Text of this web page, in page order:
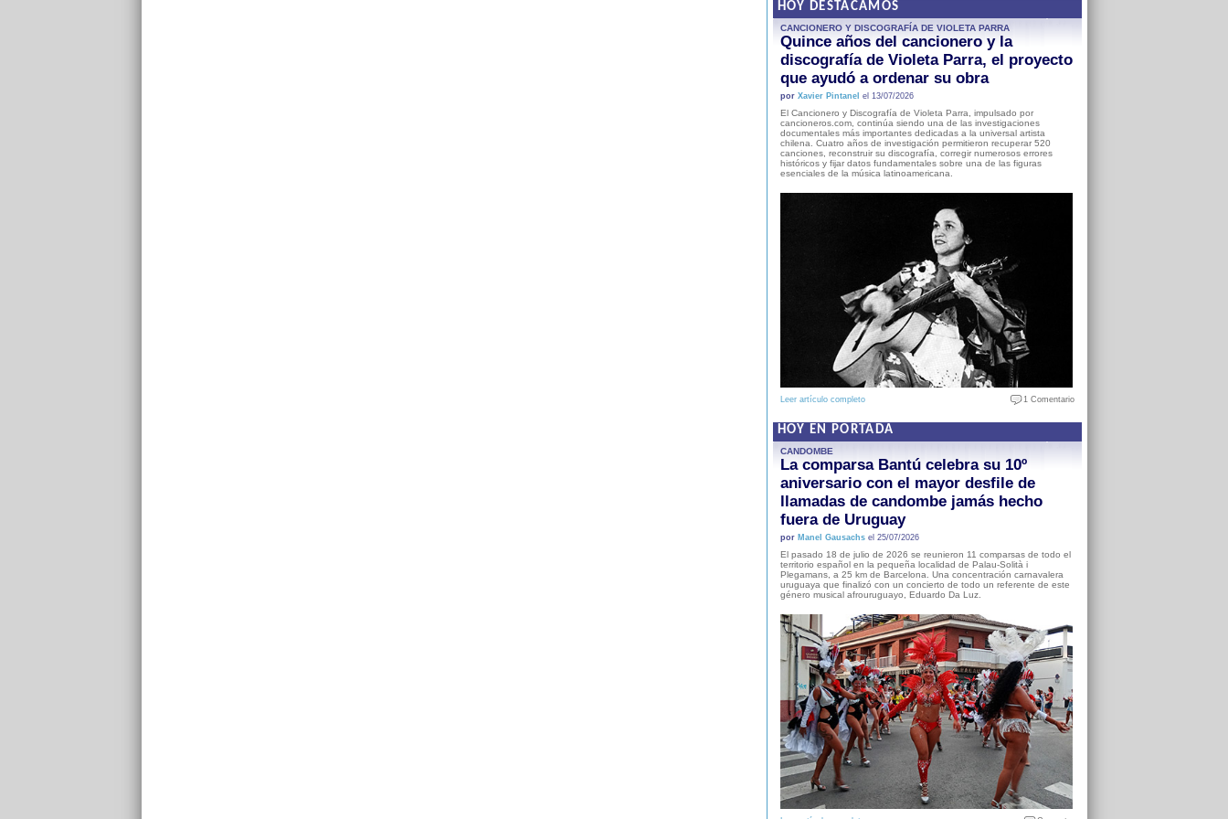
HOY DESTACAMOS
CANCIONERO Y DISCOGRAFÍA DE VIOLETA PARRA
Quince años del cancionero y la
discografía de Violeta Parra, el proyecto
que ayudó a ordenar su obra
por Xavier Pintanel el 13/07/2026
El Cancionero y Discografía de Violeta Parra, impulsado por
cancioneros.com, continúa siendo una de las investigaciones
documentales más importantes dedicadas a la universal artista
chilena. Cuatro años de investigación permitieron recuperar 520
canciones, reconstruir su discografía, corregir numerosos errores
históricos y fijar datos fundamentales sobre una de las figuras
esenciales de la música latinoamericana.
Leer artículo completo 1 Comentario
HOY EN PORTADA
CANDOMBE
La comparsa Bantú celebra su 10º
aniversario con el mayor desfile de
llamadas de candombe jamás hecho
fuera de Uruguay
por Manel Gausachsel 25/07/2026
El pasado 18 de julio de 2026 se reunieron 11 comparsas de todo el
territorio español en la pequeña localidad de Palau-Solità i
Plegamans, a 25 km de Barcelona. Una concentración carnavalera
uruguaya que finalizó con un concierto de todo un referente de este
género musical afrouruguayo, Eduardo Da Luz.